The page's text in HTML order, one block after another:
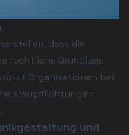
dass die
rechtliche Grundlage
Organisationen bei
Verpflichtungen
und